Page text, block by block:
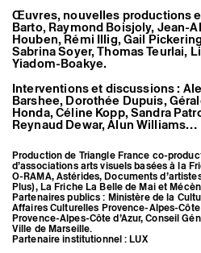
Œuvres, nouvelles productions
Barto, Raymond Boisjoly, Jean-
Houben, Rémi Illig, Gail
Sabrina Soyer, Thomas Teurlai,
Yiadom-Boakye.
Interventions et discussions :
Barshee, Dorothée Dupuis,
Honda, Céline Kopp, Sandra
Reynaud Dewar, Alun Williams…
Production de Triangle France co-
d’associations arts visuels basées à la
O-RAMA, Astérides, Documents
Plus), La Friche La Belle de Mai et
Partenaires publics : Ministère de la
Affaires Culturelles Provence-Alpes-Côte
Provence-Alpes-Côte d’Azur, Conseil
Ville de Marseille.
Partenaire institutionnel : LUX
Vue de l’exposition collective
Moucharabieh, 2015, Triangle
France, Marseille © Aurélien Mole